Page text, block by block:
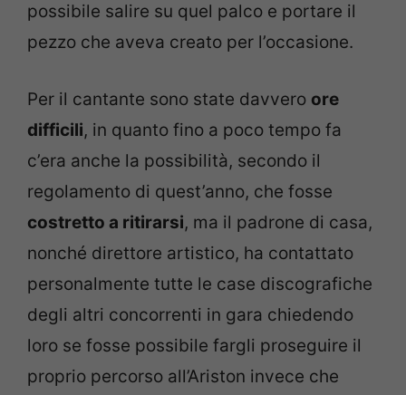
possibile salire su quel palco e portare il
pezzo che aveva creato per l’occasione.
Per il cantante sono state davvero ore
difficili, in quanto fino a poco tempo fa
c’era anche la possibilità, secondo il
regolamento di quest’anno, che fosse
costretto a ritirarsi, ma il padrone di casa,
nonché direttore artistico, ha contattato
personalmente tutte le case discografiche
degli altri concorrenti in gara chiedendo
loro se fosse possibile fargli proseguire il
proprio percorso all’Ariston invece che